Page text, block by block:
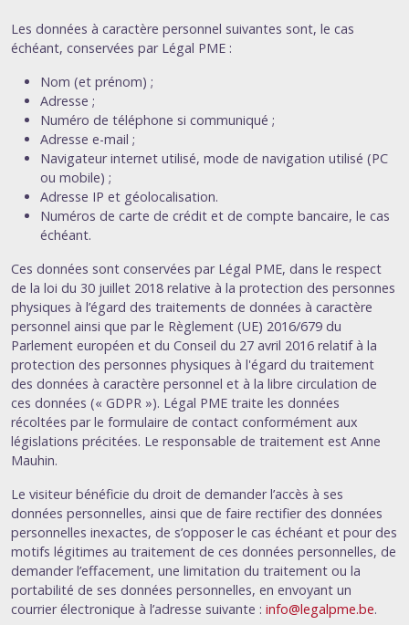
Les données à caractère personnel suivantes sont, le cas
échéant, conservées par Légal PME :
Nom (et prénom) ;
Adresse ;
Numéro de téléphone si communiqué ;
Adresse e-mail ;
Navigateur internet utilisé, mode de navigation utilisé (PC
ou mobile) ;
Adresse IP et géolocalisation.
Numéros de carte de crédit et de compte bancaire, le cas
échéant.
Ces données sont conservées par Légal PME, dans le respect
de la loi du 30 juillet 2018 relative à la protection des personnes
physiques à l’égard des traitements de données à caractère
personnel ainsi que par le Règlement (UE) 2016/679 du
Parlement européen et du Conseil du 27 avril 2016 relatif à la
protection des personnes physiques à l'égard du traitement
des données à caractère personnel et à la libre circulation de
ces données (« GDPR »). Légal PME traite les données
récoltées par le formulaire de contact conformément aux
législations précitées. Le responsable de traitement est Anne
Mauhin.
Le visiteur bénéficie du droit de demander l’accès à ses
données personnelles, ainsi que de faire rectifier des données
personnelles inexactes, de s’opposer le cas échéant et pour des
motifs légitimes au traitement de ces données personnelles, de
demander l’effacement, une limitation du traitement ou la
portabilité de ses données personnelles, en envoyant un
courrier électronique à l’adresse suivante : info@legalpme.be.